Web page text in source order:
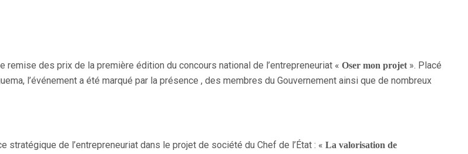
des prix de la première édition du concours national de l’entrepreneuriat « Oser mon projet ». Placé
l’événement a été marqué par la présence , des membres du Gouvernement ainsi que de nombreux
de l’entrepreneuriat dans le projet de société du Chef de l’État : « La valorisation de